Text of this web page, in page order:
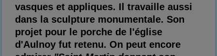
vasques et appliques. Il travaille aussi
dans la sculpture monumentale. Son
projet pour le porche de l'église
d'Aulnoy fut retenu. On peut encore